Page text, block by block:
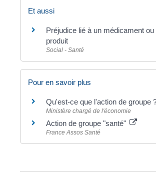
Et aussi
Préjudice lié à un médicament ou
produit
Social - Santé
Pour en savoir plus
Qu'est-ce que l'action de groupe
Ministère chargé de l'économie
Action de groupe "santé"
France Assos Santé